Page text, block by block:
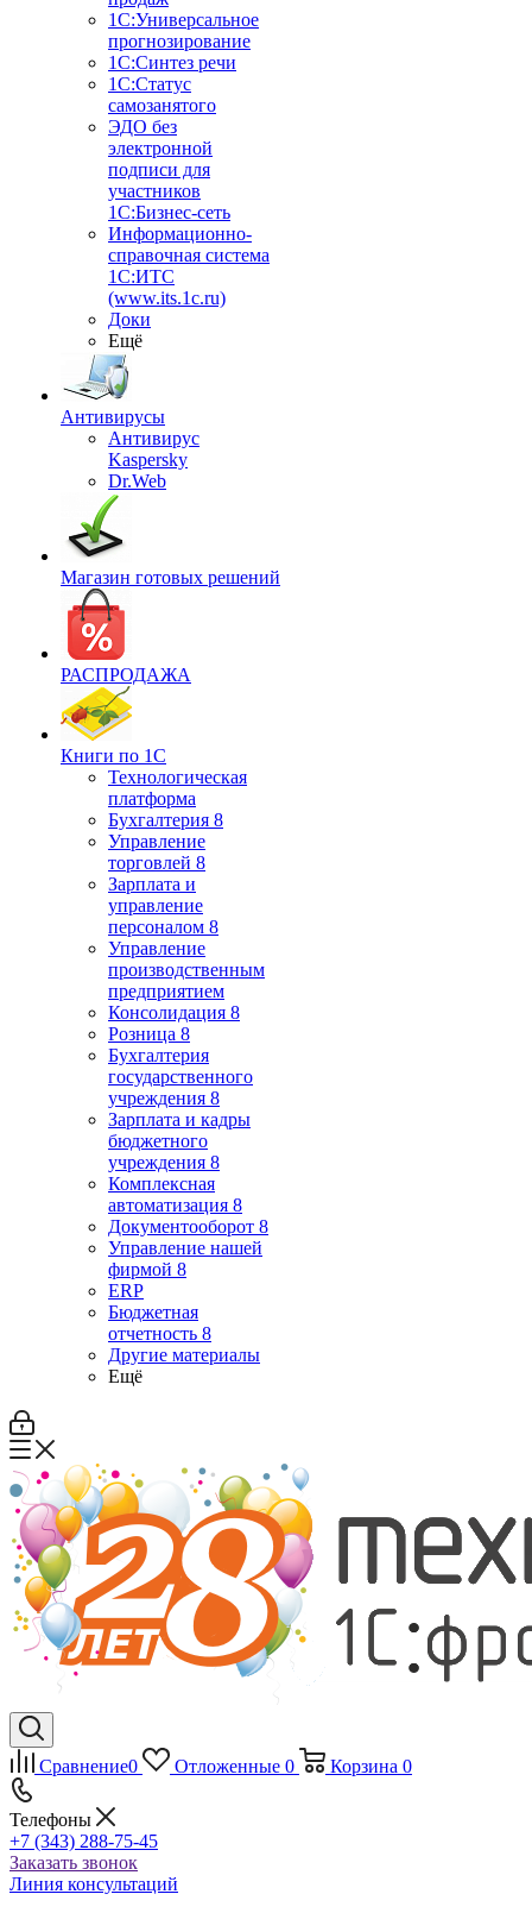
1С:Универсальное
прогнозирование
1С:Синтез речи
1С:Статус
самозанятого
ЭДО без
электронной
подписи для
участников
1С:Бизнес-сеть
Информационно-
справочная система
1С:ИТС
(www.its.1c.ru)
Доки
Ещё
Антивирусы
Антивирус
Kaspersky
Dr.Web
Магазин готовых решений
РАСПРОДАЖА
Книги по 1С
Технологическая
платформа
Бухгалтерия 8
Управление
торговлей 8
Зарплата и
управление
персоналом 8
Управление
производственным
предприятием
Консолидация 8
Розница 8
Бухгалтерия
государственного
учреждения 8
Зарплата и кадры
бюджетного
учреждения 8
Комплексная
автоматизация 8
Документооборот 8
Управление нашей
фирмой 8
ERP
Бюджетная
отчетность 8
Другие материалы
Ещё
Сравнение0 Отложенные 0 Корзина 0
Телефоны
+7 (343) 288-75-45
Заказать звонок
Линия консультаций